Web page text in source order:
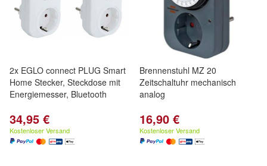
2x EGLO connect PLUG Smart
Home Stecker, Steckdose mit
Energiemesser, Bluetooth
34,95 €
Kostenloser Versand
Brennenstuhl MZ 20
Zeitschaltuhr mechanisch
analog
16,90 €
Kostenloser Versand